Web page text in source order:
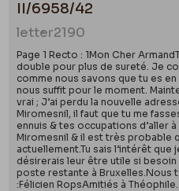
II/6958/42
letter2190
Page 1 Recto : 1Mon Cher
double pour plus de sureté. Je
comme nous savons que tu es
nous suffit pour le moment.
vrai ; J’ai perdu la nouvelle
Miromesnil, il faut que tu me
ennuis & tes occupations d’aller
Miromesnil & il est très probable
actuellement.Tu sais l’intérêt
désirerais leur être utile si
poste restante à Bruxelles.Nous
:Félicien RopsAmitiés à Théophile.